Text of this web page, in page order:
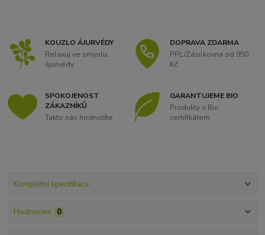
KOUZLO ÁJURVÉDY
Relaxuj ve smyslu
ájurvédy
DOPRAVA ZDARMA
PPL/Zásilkovna od 950
Kč
SPOKOJENOST
ZÁKAZNÍKŮ
Takto nás hodnotíte
GARANTUJEME BIO
Produkty s Bio
certifikátem
Kompletní specifikace
Hodnocení 0